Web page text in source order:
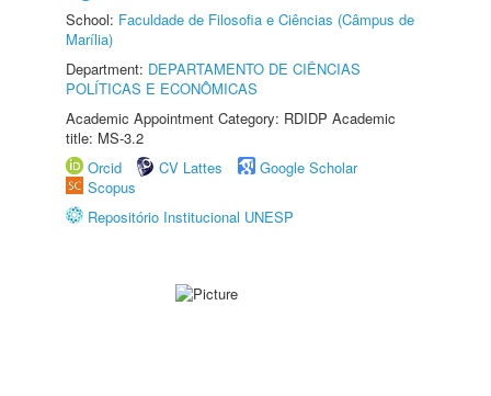
School: Faculdade de Filosofia e Ciências (Câmpus de
Marília)
Department: DEPARTAMENTO DE CIÊNCIAS
POLÍTICAS E ECONÔMICAS
Academic Appointment Category: RDIDP Academic
title: MS-3.2
Orcid
CV Lattes
Google Scholar
Scopus
Repositório Institucional UNESP